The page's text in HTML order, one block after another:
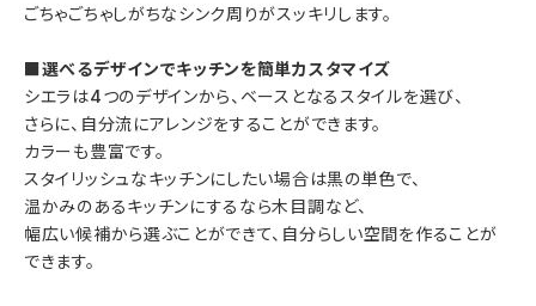
ごちゃごちゃしがちなシンク周りがスッキリします。
■選べるデザインでキッチンを簡単カスタマイズ
シエラは4つのデザインから、ベースとなるスタイルを選び、
さらに、自分流にアレンジをすることができます。
カラーも豊富です。
スタイリッシュなキッチンにしたい場合は黒の単色で、
温かみのあるキッチンにするなら木目調など、
幅広い候補から選ぶことができて、自分らしい空間を作ることが
できます。